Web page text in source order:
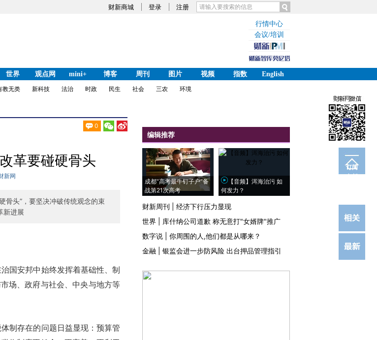
财新商城 登录 注册
行情中心
会议/培训
世界 观点网 mini+ 博客 周刊 图片 视频 指数
English
教无类 新科技 法治 时政 民生 社会 三农 环境
0
订阅
电邮
革要碰硬骨头
新网
骨头”，要坚决冲破传统观念的束
新进展
安邦中始终发挥着基础性、制
场、政府与社会、中央与地方等
存在的问题日益显现：预算管
编辑推荐
成都“高考最牛钉子户”备
战第21次高考
【音频】洱海治污 如
何发力？
财新周刊
经济下行压力显现
世界
库什纳公司道歉 称无意打"女婿牌"推广
数字说
你周围的人,他们都是从哪来？
金融
银监会进一步防风险 出台押品管理指引